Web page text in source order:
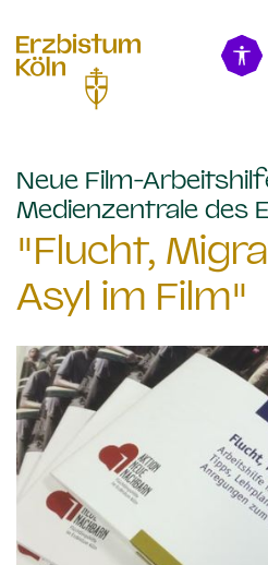
Neue Film-
Medienzentrale des
"Flucht,
Asyl im Film"